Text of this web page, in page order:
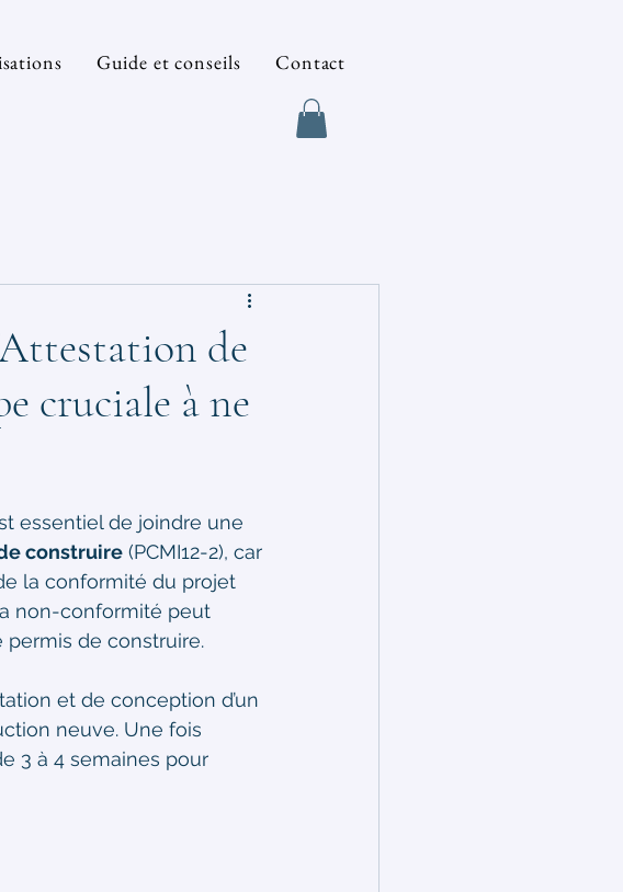
Guide et conseils Contact
de
cruciale à ne
essentiel de joindre une
construire (PCMI12-2), car
la conformité du projet
non-conformité peut
de construire.
et de conception d’un
neuve. Une fois
3 à 4 semaines pour